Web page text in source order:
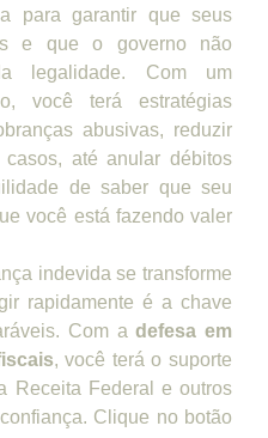
para garantir que seus
e que o governo não
legalidade. Com um
você terá estratégias
abusivas, reduzir
até anular débitos
de saber que seu
você está fazendo valer
indevida se transforme
rapidamente é a chave
Com adefesa em
, você terá o suporte
Receita Federal e outros
Clique no botão